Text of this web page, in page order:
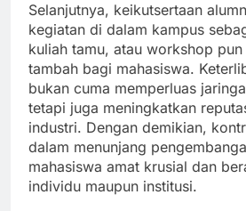
Selanjutnya, keikutsertaan
kegiatan di dalam kampus
kuliah tamu, atau workshop
tambah bagi mahasiswa.
bukan cuma memperluas
tetapi juga meningkatkan
industri. Dengan demikian,
dalam menunjang
mahasiswa amat krusial dan
individu maupun institusi.